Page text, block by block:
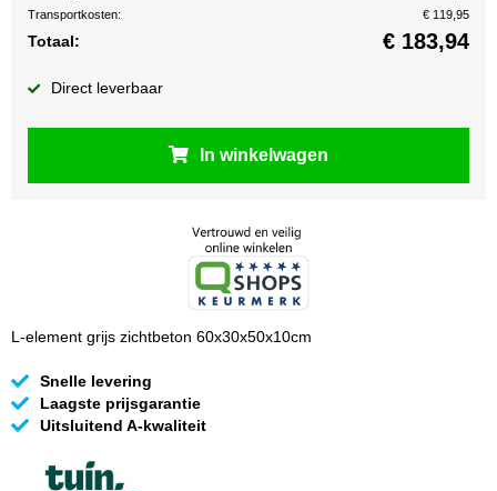
Transportkosten:
€ 119,95
Totaal: € 183,94
Direct leverbaar
In winkelwagen
L-element grijs zichtbeton 60x30x50x10cm
Snelle levering
Laagste prijsgarantie
Uitsluitend A-kwaliteit